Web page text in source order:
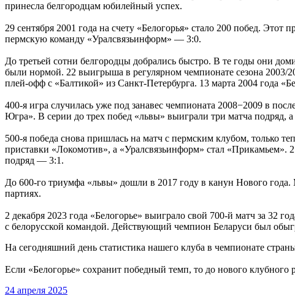
принесла белгородцам юбилейный успех.
29 сентября 2001 года на счету «Белогорья» стало 200 побед.
пермскую команду «Уралсвязьинформ» — 3:0.
До третьей сотни белгородцы добрались быстро. В те годы они
были нормой. 22 выигрыша в регулярном чемпионате сезона 2003/
плей-офф с «Балтикой» из Санкт-Петербурга. 13 марта 2004 года
400-я игра случилась уже под занавес чемпионата 2008−2009 в
Югра». В серии до трех побед «львы» выиграли три матча подряд,
500-я победа снова пришлась на матч с пермским клубом, только
приставки «Локомотив», а «Уралсвязьинформ» стал «Прикамьем».
подряд — 3:1.
До 600-го триумфа «львы» дошли в 2017 году в канун Нового
партиях.
2 декабря 2023 года «Белогорье» выиграло свой 700-й матч за 32
с белорусской командой. Действующий чемпион Беларуси был
На сегодняшний день статистика нашего клуба в чемпионате
Если «Белогорье» сохранит победный темп, то до нового клубного
24 апреля 2025